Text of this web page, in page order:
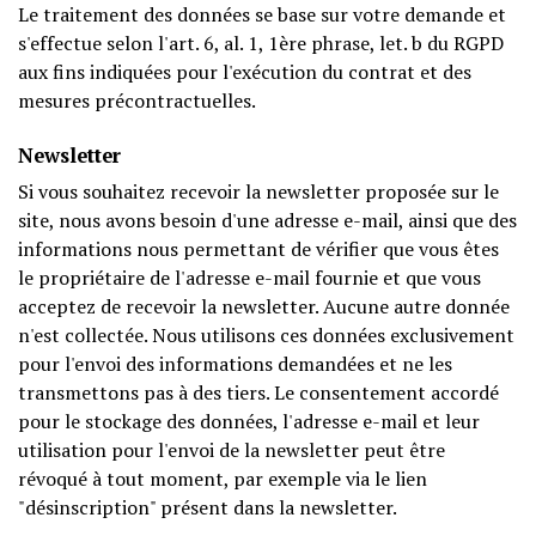
Le traitement des données se base sur votre demande et
s'effectue selon l'art. 6, al. 1, 1ère phrase, let. b du RGPD
aux fins indiquées pour l'exécution du contrat et des
mesures précontractuelles.
Newsletter
Si vous souhaitez recevoir la newsletter proposée sur le
site, nous avons besoin d'une adresse e-mail, ainsi que des
informations nous permettant de vérifier que vous êtes
le propriétaire de l'adresse e-mail fournie et que vous
acceptez de recevoir la newsletter. Aucune autre donnée
n'est collectée. Nous utilisons ces données exclusivement
pour l'envoi des informations demandées et ne les
transmettons pas à des tiers. Le consentement accordé
pour le stockage des données, l'adresse e-mail et leur
utilisation pour l'envoi de la newsletter peut être
révoqué à tout moment, par exemple via le lien
"désinscription" présent dans la newsletter.